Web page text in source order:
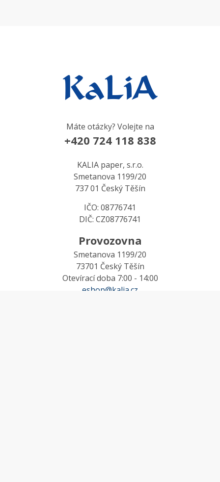
Máte otázky? Volejte na
+420 724 118 838
KALIA paper, s.r.o.
Smetanova 1199/20
737 01 Český Těšín
IČO: 08776741
DIČ: CZ08776741
Provozovna
Smetanova 1199/20
73701 Český Těšín
Otevírací doba 7:00 - 14:00
eshop@kalia.cz